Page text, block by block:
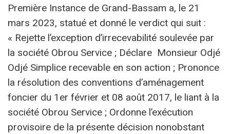
Première Instance de Grand-Bassam a, le 21
mars 2023, statué et donné le verdict qui suit :
« Rejette l’exception d’irrecevabilité soulevée par
la société Obrou Service ; Déclare Monsieur Odjé
Odjé Simplice recevable en son action ; Prononce
la résolution des conventions d’aménagement
foncier du 1er février et 08 août 2017, le liant à la
société Obrou Service ; Ordonne l’exécution
provisoire de la présente décision nonobstant